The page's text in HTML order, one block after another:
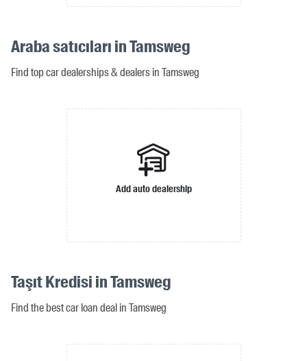
Araba satıcıları in Tamsweg
Find top car dealerships & dealers in Tamsweg
Add auto dealership
Taşıt Kredisi in Tamsweg
Find the best car loan deal in Tamsweg